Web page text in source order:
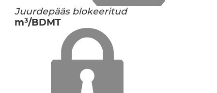
Juurdepääs blokeeritud
m³/BDMT